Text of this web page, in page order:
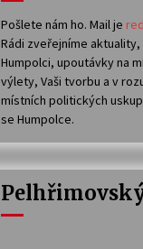
Pošlete nám ho. Mail je
Rádi zveřejníme
Humpolci, upoutávky na
výlety, Vaši tvorbu a v
místních politických
se Humpolce.